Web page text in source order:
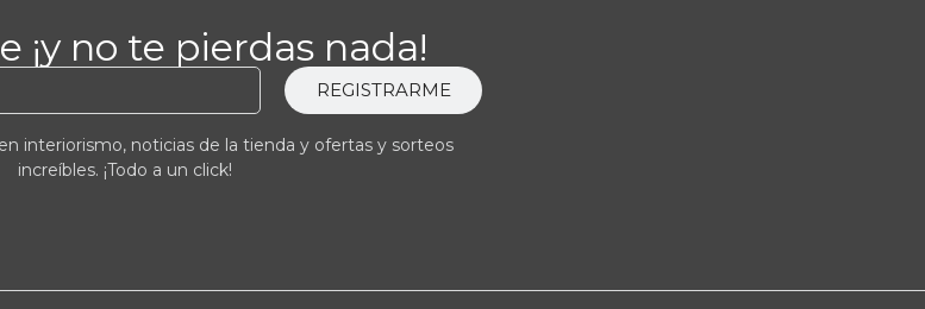
¡y no te pierdas nada!
REGISTRARME
interiorismo, noticias de la tienda y ofertas y sorteos
increíbles. ¡Todo a un click!